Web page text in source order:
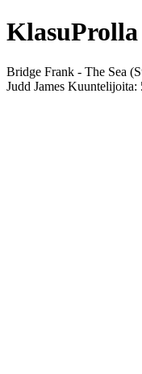
KlasuProlla
Bridge Frank - The Sea
Judd James Kuuntelijoita: